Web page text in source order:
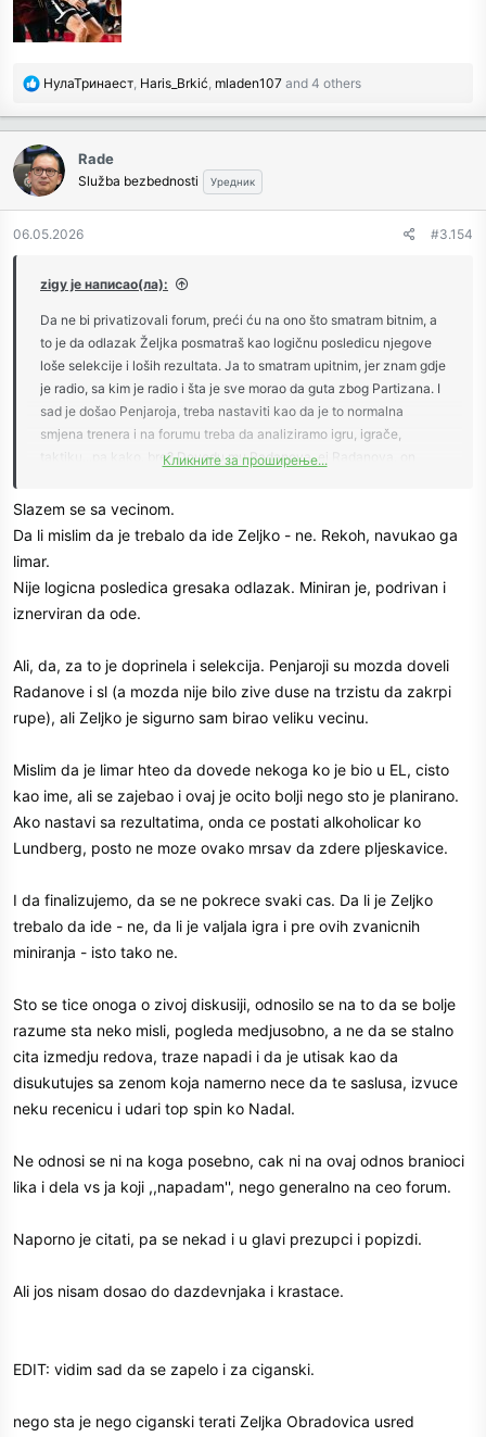
R
c
t
i
o
n
НулаТринаест, Haris_Brkić, mladen107 and 4 others
Rade
Služba bezbednosti Уредник
06.05.2026 #3.154
zigy је написао(ла):
Da ne bi privatizovali forum, preći ću na ono što smatram bitnim, a
to je da odlazak Željka posmatraš kao logičnu posledicu njegove
loše selekcije i loših rezultata. Ja to smatram upitnim, jer znam gdje
je radio, sa kim je radio i šta je sve morao da guta zbog Partizana. I
sad je došao Penjaroja, treba nastaviti kao da je to normalna
smjena trenera i na forumu treba da analiziramo igru, igrače,
taktiku...pa kako, bre? Dovedu mu Radanova, ej Radanova, on
povredama, treba da odigra 80 utakmica... pa kako? Ko vodi glavnu
riječ? Ko selektira? Ovo nije Partizan Željka, Duleta, Rebe,
Žeravice, Kimeta.... Ovo je klub pod okupacijom, kao što je i bio od
kada je Dule otjeran, do dolaska Željka, koji ga je opet podigao,
uveo u Evroligu. I zato je Željko bio više od trenera, dašak slobode i
ponosa, i da je Partizan opet bitan, jer je on sve dao za Partizan, i
godina, o tome se moze pričati jedino ako se znaju sve okolnosti
pod kojima je radio, a svi znamo u kakvoj džungli živimo, i sta znaci
dati podršku studentima. I sad kad limar konačno ispunjava svoje
trenersko-menadžerske fantazije, ugrađuje se sa sinčićem, mi
da proigra i ko će biti pojačanja, kakav je Penjaroja trener...Pa to on
i hoće, a ja na to ne pristajem. Ja navijam za Partizan, i nemam
vukova u sebi, koji se bore. Ali, u ovaj Partizan ja ne vjerujem da će
me obradovati, a i ne može, kad su mu u temelju limar i zalizani, a
dobro dezinfikovati. A ti analiziraj igru i igrače i pojačanja...
P. S. Preporuka za čitanje knjiga je uslijedila, jer si u postu kolegi
rekao da bi volio da uživo prodiskutujes o Željku i da bi to bilo
drugačije riječima, nego upisima.
Кликните за проширење...
Slazem se sa vecinom.
Da li mislim da je trebalo da ide Zeljko - ne. Rekoh, navukao ga
limar.
Nije logicna posledica gresaka odlazak. Miniran je, podrivan i
iznerviran da ode.
Ali, da, za to je doprinela i selekcija. Penjaroji su mozda doveli
Radanove i sl (a mozda nije bilo zive duse na trzistu da zakrpi
rupe), ali Zeljko je sigurno sam birao veliku vecinu.
Mislim da je limar hteo da dovede nekoga ko je bio u EL, cisto
kao ime, ali se zajebao i ovaj je ocito bolji nego sto je planirano.
Ako nastavi sa rezultatima, onda ce postati alkoholicar ko
Lundberg, posto ne moze ovako mrsav da zdere pljeskavice.
I da finalizujemo, da se ne pokrece svaki cas. Da li je Zeljko
trebalo da ide - ne, da li je valjala igra i pre ovih zvanicnih
miniranja - isto tako ne.
Sto se tice onoga o zivoj diskusiji, odnosilo se na to da se bolje
razume sta neko misli, pogleda medjusobno, a ne da se stalno
cita izmedju redova, traze napadi i da je utisak kao da
disukutujes sa zenom koja namerno nece da te saslusa, izvuce
neku recenicu i udari top spin ko Nadal.
Ne odnosi se ni na koga posebno, cak ni na ovaj odnos branioci
lika i dela vs ja koji ,,napadam'', nego generalno na ceo forum.
Naporno je citati, pa se nekad i u glavi prezupci i popizdi.
Ali jos nisam dosao do dazdevnjaka i krastace.
EDIT: vidim sad da se zapelo i za ciganski.
nego sta je nego ciganski terati Zeljka Obradovica usred